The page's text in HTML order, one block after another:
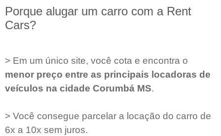
Porque alugar um carro com a Rent
Cars?
> Em um único site, você cota e encontra o
menor preço entre as principais locadoras de
veículos na cidade Corumbá MS.
> Você consegue parcelar a locação do carro de
6x a 10x sem juros.